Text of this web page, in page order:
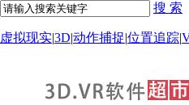
搜 索
虚拟现实|3D|动作捕捉|位置追踪|